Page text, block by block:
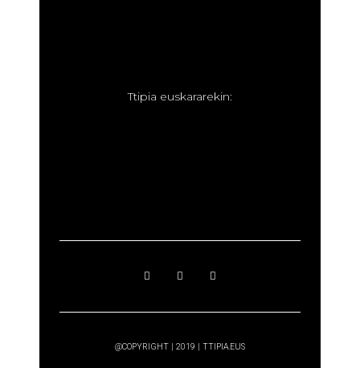
Ttipia euskararekin:
@COPYRIGHT | 2019 | TTIPIA.EUS